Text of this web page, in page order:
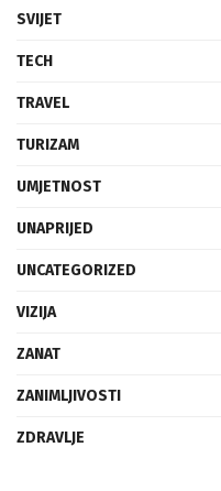
SVIJET
TECH
TRAVEL
TURIZAM
UMJETNOST
UNAPRIJED
UNCATEGORIZED
VIZIJA
ZANAT
ZANIMLJIVOSTI
ZDRAVLJE